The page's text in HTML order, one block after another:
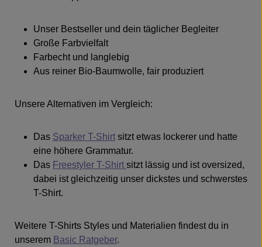
Unser Bestseller und dein täglicher Begleiter
Große Farbvielfalt
Farbecht und langlebig
Aus reiner Bio-Baumwolle, fair produziert
Unsere Alternativen im Vergleich:
Das Sparker T-Shirt sitzt etwas lockerer und hatte
eine höhere Grammatur.
Das Freestyler T-Shirt sitzt lässig und ist oversized,
dabei ist gleichzeitig unser dickstes und schwerstes
T-Shirt.
Weitere T-Shirts Styles und Materialien findest du in
unserem Basic Ratgeber.